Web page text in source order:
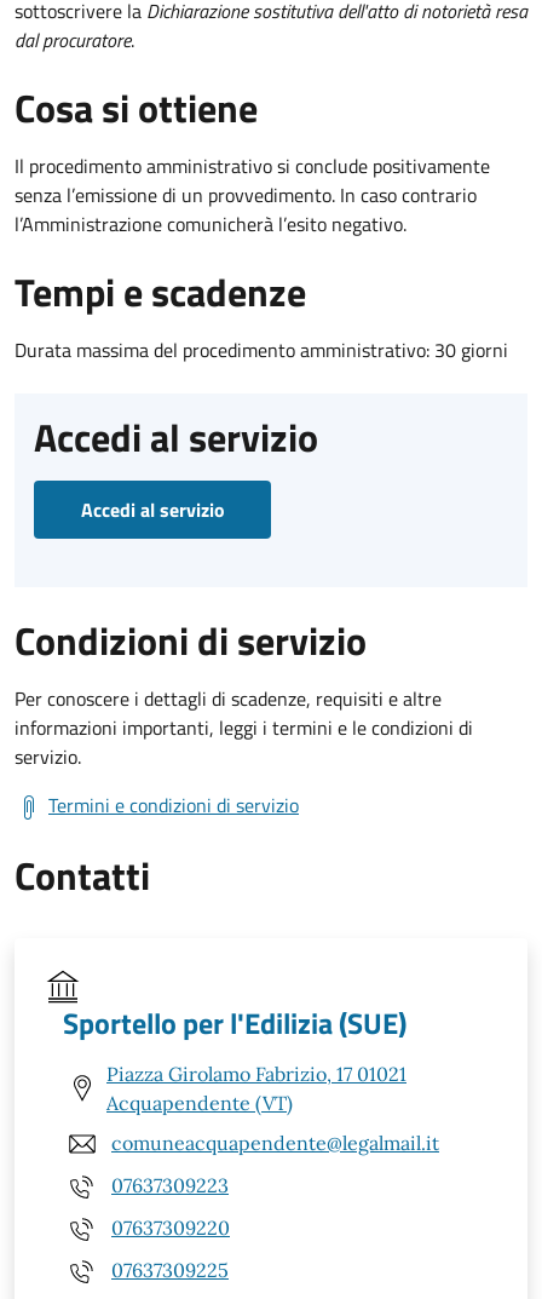
sottoscrivere la Dichiarazione sostitutiva dell'atto di notorietà resa
dal procuratore.
Cosa si ottiene
Il procedimento amministrativo si conclude positivamente
senza l’emissione di un provvedimento. In caso contrario
l’Amministrazione comunicherà l’esito negativo.
Tempi e scadenze
Durata massima del procedimento amministrativo: 30 giorni
Accedi al servizio
Accedi al servizio
Condizioni di servizio
Per conoscere i dettagli di scadenze, requisiti e altre
informazioni importanti, leggi i termini e le condizioni di
servizio.
Termini e condizioni di servizio
Contatti
Sportello per l'Edilizia (SUE)
Piazza Girolamo Fabrizio, 17 01021
Acquapendente (VT)
comuneacquapendente@legalmail.it
07637309223
07637309220
07637309225